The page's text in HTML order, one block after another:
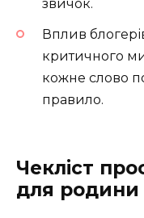
звичок.
Вплив
критичного
кожне слово
правило.
Чекліст
для родини